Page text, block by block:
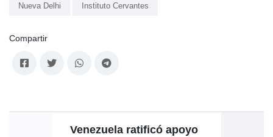
Nueva Delhi Instituto Cervantes
Compartir
Venezuela ratificó apoyo